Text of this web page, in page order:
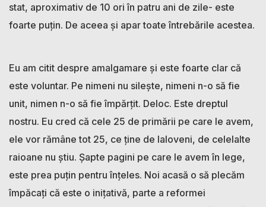
stat, aproximativ de 10 ori în patru ani de zile- este
foarte puțin. De aceea și apar toate întrebările acestea.
Eu am citit despre amalgamare și este foarte clar că
este voluntar. Pe nimeni nu silește, nimeni n-o să fie
unit, nimen n-o să fie împărțit. Deloc. Este dreptul
nostru. Eu cred că cele 25 de primării pe care le avem,
ele vor rămâne tot 25, ce ține de Ialoveni, de celelalte
raioane nu știu. Șapte pagini pe care le avem în lege,
este prea puțin pentru înțeles. Noi acasă o să plecăm
împăcați că este o inițativă, parte a reformei